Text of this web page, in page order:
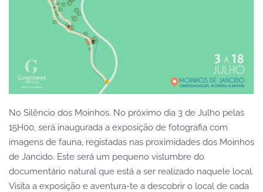
No Silêncio dos Moinhos. No próximo dia 3 de Julho pelas
15H00, será inaugurada a exposição de fotografia com
imagens de fauna, registadas nas proximidades dos Moinhos
de Jancido. Este será um pequeno vislumbre do
documentário natural que está a ser realizado naquele local.
Visita a exposição e aventura-te a descobrir o local de cada